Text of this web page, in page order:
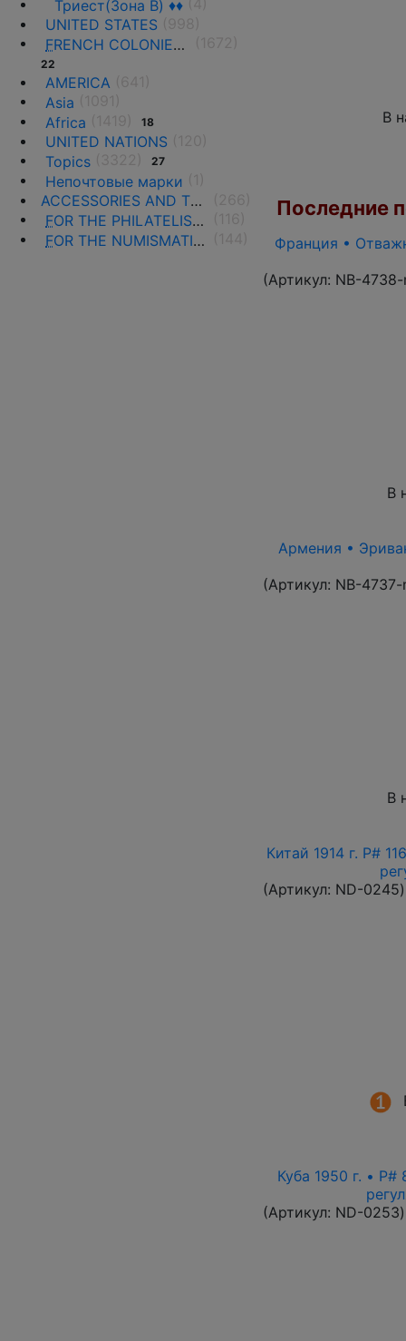
Триест(Зона B) ♦♦
UNITED STATES
FRENCH COLONIES AND THE TERRITORIES
22
AMERICA
Asia
Africa
18
UNITED NATIONS
Topics
27
Непочтовые марки
ACCESSORIES AND THE LITERATURE
FOR THE PHILATELISTS
FOR THE NUMISMATISTS
В
Последние
Франция •
(Артикул: NB-4738-
В
Армения •
(Артикул: NB-4737-
В
Китай 1914 г. P#
(Артикул: ND-0245)
Куба 1950 г. •
(Артикул: ND-0253)